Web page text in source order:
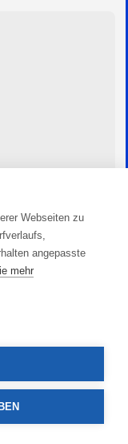
Webseiten zu
angepasste
mehr